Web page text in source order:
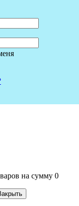
на сумму 0